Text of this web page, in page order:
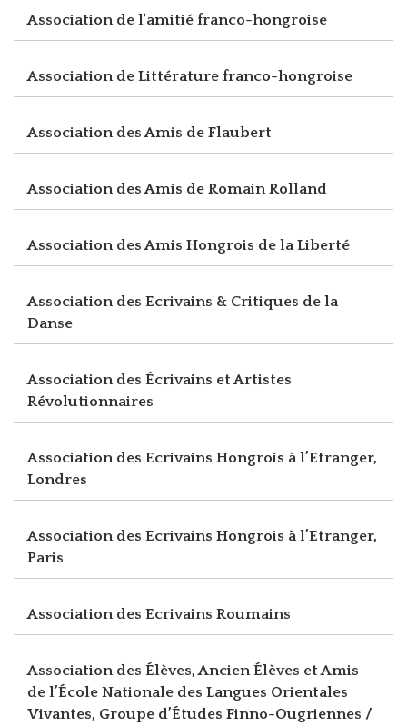
Association de l'amitié franco-hongroise
Association de Littérature franco-hongroise
Association des Amis de Flaubert
Association des Amis de Romain Rolland
Association des Amis Hongrois de la Liberté
Association des Ecrivains & Critiques de la
Danse
Association des Écrivains et Artistes
Révolutionnaires
Association des Ecrivains Hongrois à l’Etranger,
Londres
Association des Ecrivains Hongrois à l’Etranger,
Paris
Association des Ecrivains Roumains
Association des Élèves, Ancien Élèves et Amis
de l’École Nationale des Langues Orientales
Vivantes, Groupe d’Études Finno-Ougriennes /